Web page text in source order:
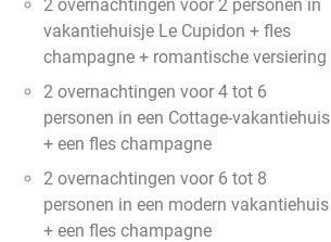
2 overnachtingen voor 2 personen in
vakantiehuisje Le Cupidon + fles
champagne + romantische versiering
2 overnachtingen voor 4 tot 6
personen in een Cottage-vakantiehuis
+ een fles champagne
2 overnachtingen voor 6 tot 8
personen in een modern vakantiehuis
+ een fles champagne